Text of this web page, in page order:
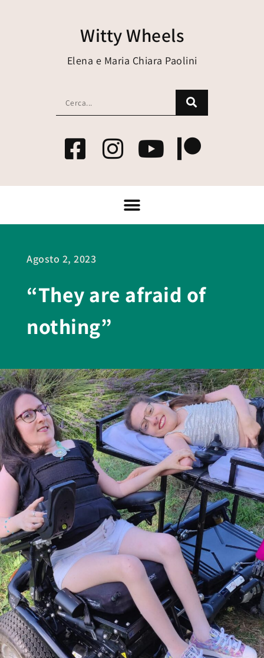
Witty Wheels
Elena e Maria Chiara Paolini
Agosto 2, 2023
“They are afraid of
nothing”